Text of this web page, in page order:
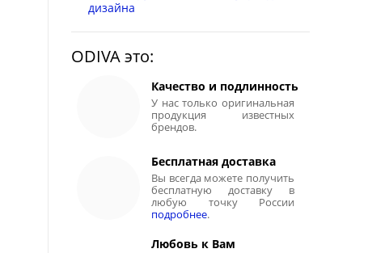
дизайна
ODIVA это:
Качество и подлинность
У нас только оригинальная
продукция известных
брендов.
Бесплатная доставка
Вы всегда можете получить
бесплатную доставку в
любую точку России
подробнее.
Любовь к Вам